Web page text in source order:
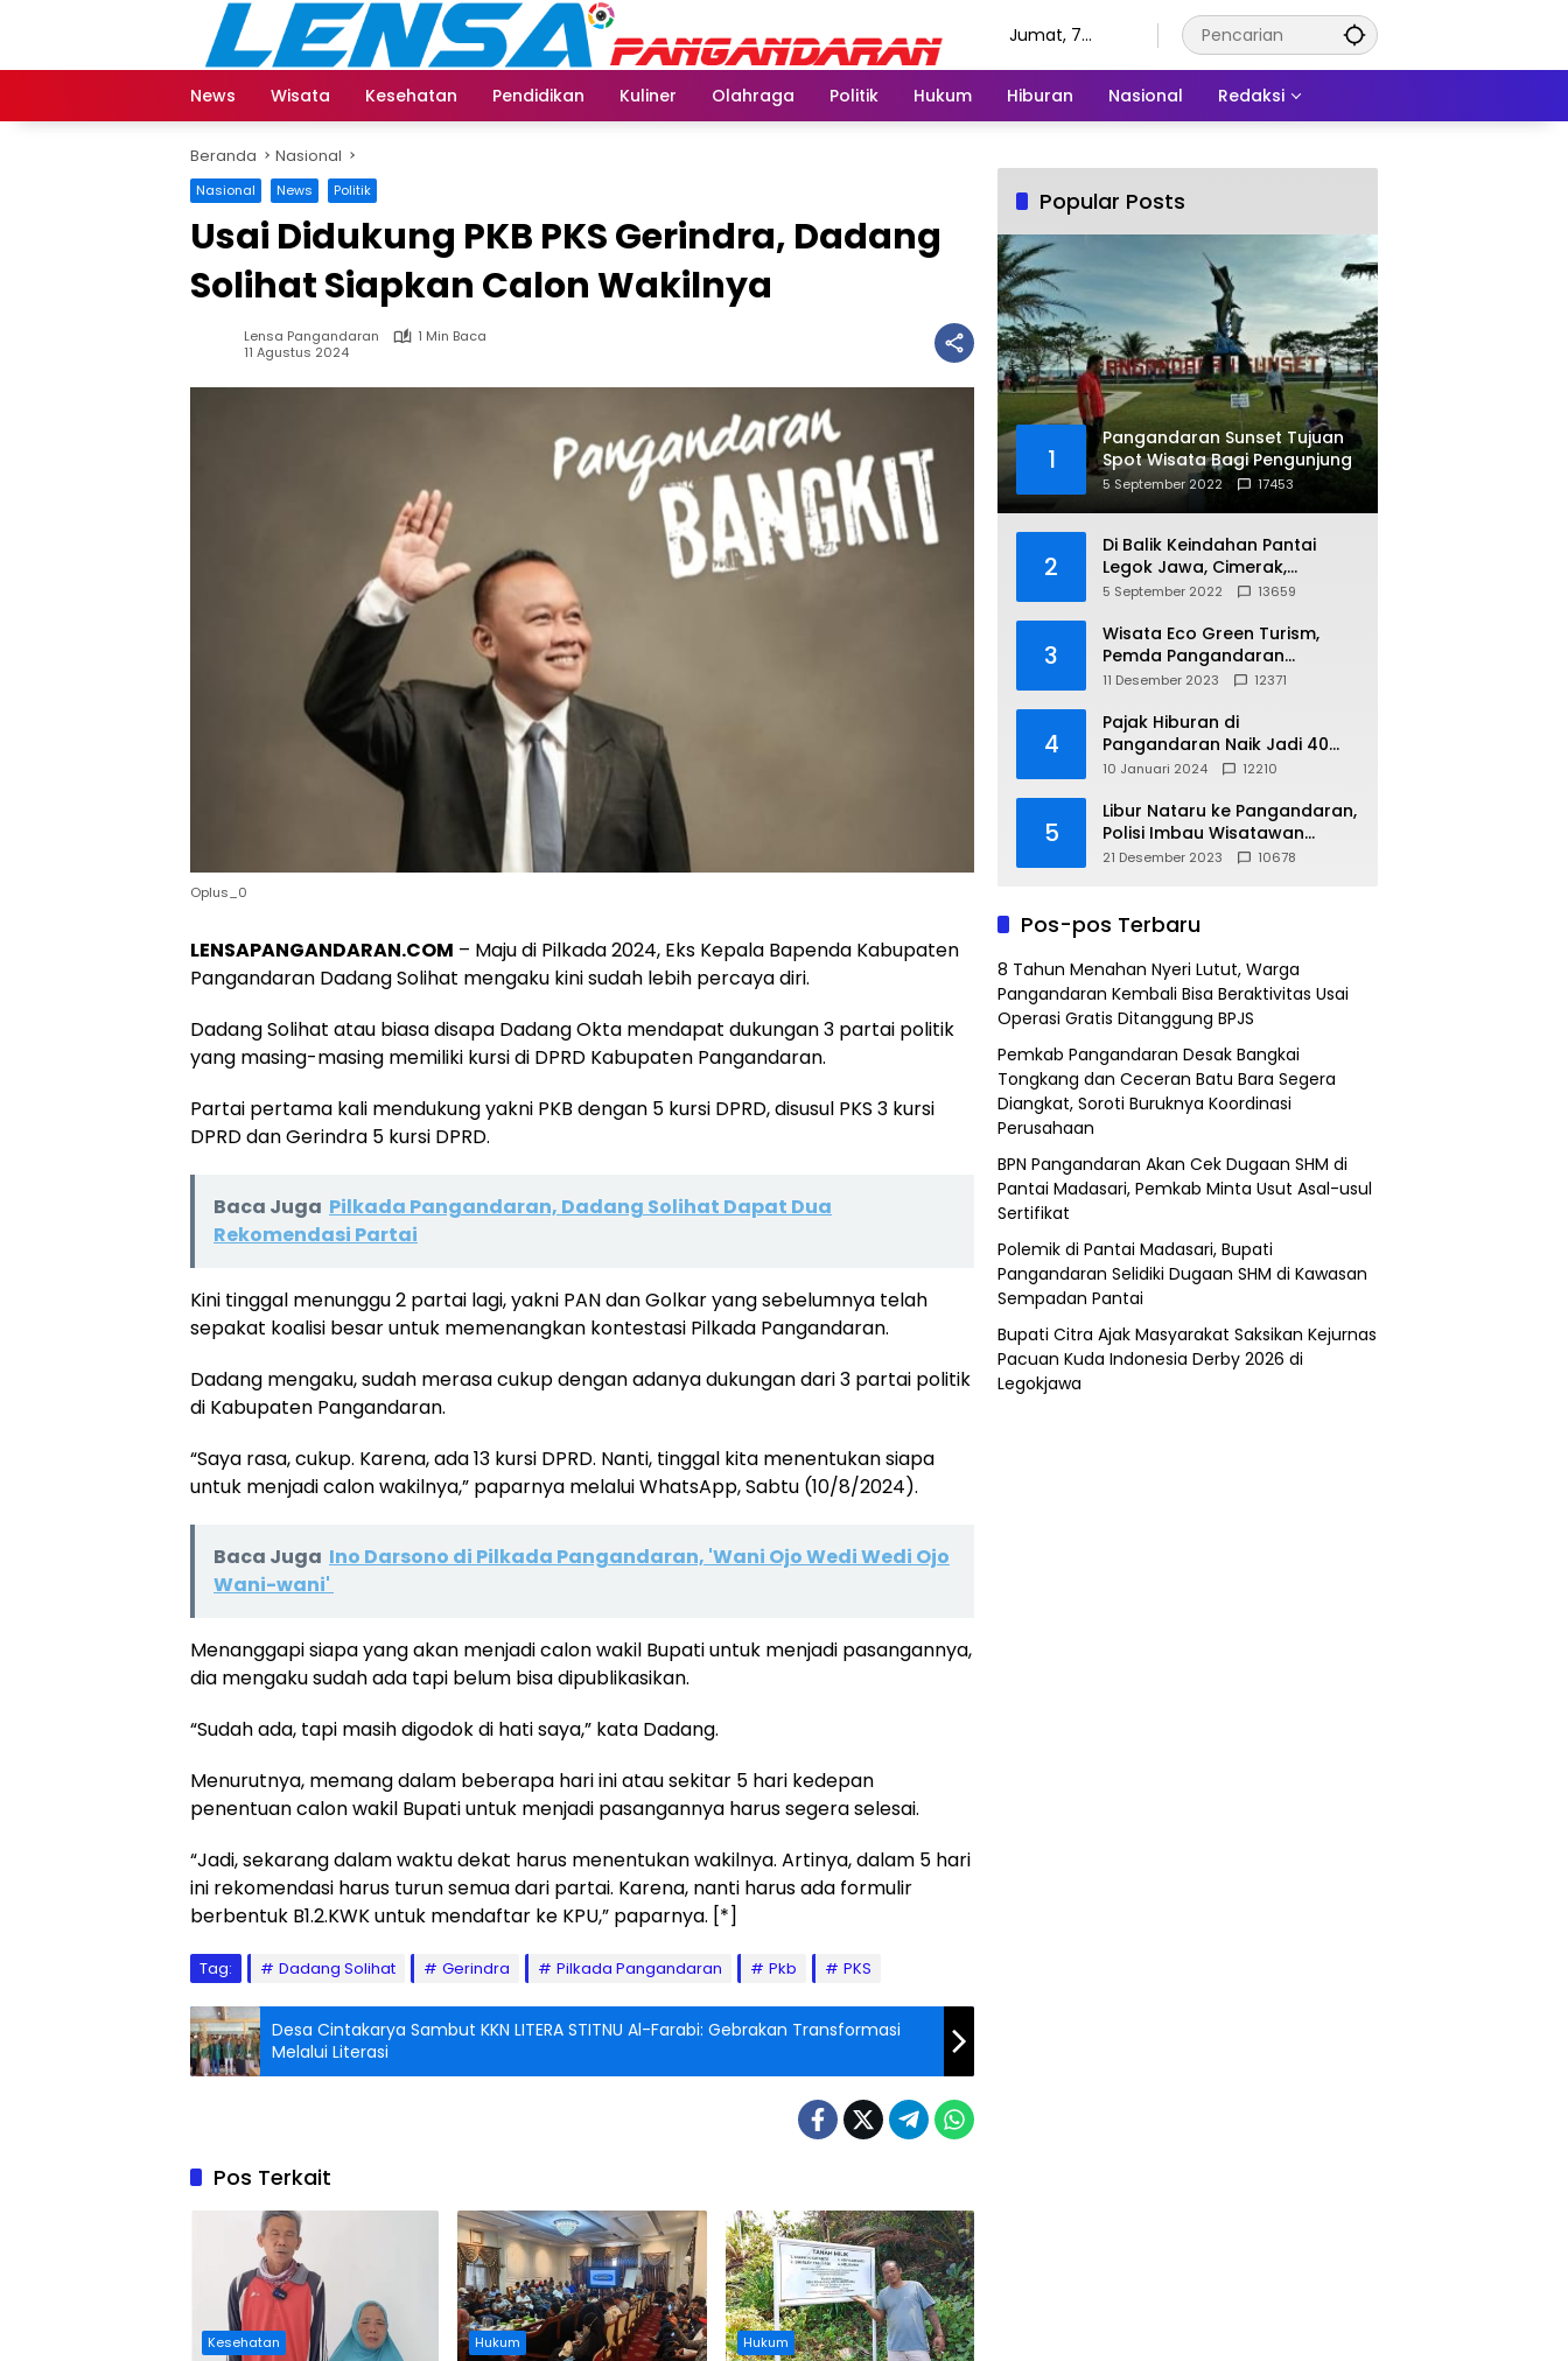
Jumat, 7
News
Wisata Kesehatan Pendidikan Kuliner Olahraga Politik Hukum Hiburan Nasional Redaksi
Beranda Nasional
Nasional News Politik
Usai Didukung PKB PKS Gerindra, Dadang
Solihat Siapkan Calon Wakilnya
Lensa Pangandaran
1 Min Baca
11 Agustus 2024
Oplus_0
LENSAPANGANDARAN.COM – Maju di Pilkada 2024, Eks Kepala Bapenda Kabupaten
Pangandaran Dadang Solihat mengaku kini sudah lebih percaya diri.
Dadang Solihat atau biasa disapa Dadang Okta mendapat dukungan 3 partai politik
yang masing-masing memiliki kursi di DPRD Kabupaten Pangandaran.
Partai pertama kali mendukung yakni PKB dengan 5 kursi DPRD, disusul PKS 3 kursi
DPRD dan Gerindra 5 kursi DPRD.
Baca Juga Pilkada Pangandaran, Dadang Solihat Dapat Dua
Rekomendasi Partai
Kini tinggal menunggu 2 partai lagi, yakni PAN dan Golkar yang sebelumnya telah
sepakat koalisi besar untuk memenangkan kontestasi Pilkada Pangandaran.
Dadang mengaku, sudah merasa cukup dengan adanya dukungan dari 3 partai politik
di Kabupaten Pangandaran.
“Saya rasa, cukup. Karena, ada 13 kursi DPRD. Nanti, tinggal kita menentukan siapa
untuk menjadi calon wakilnya,” paparnya melalui WhatsApp, Sabtu (10/8/2024).
Baca Juga Ino Darsono di Pilkada Pangandaran, 'Wani Ojo Wedi Wedi Ojo
Wani-wani'
Menanggapi siapa yang akan menjadi calon wakil Bupati untuk menjadi pasangannya,
dia mengaku sudah ada tapi belum bisa dipublikasikan.
“Sudah ada, tapi masih digodok di hati saya,” kata Dadang.
Menurutnya, memang dalam beberapa hari ini atau sekitar 5 hari kedepan
penentuan calon wakil Bupati untuk menjadi pasangannya harus segera selesai.
“Jadi, sekarang dalam waktu dekat harus menentukan wakilnya. Artinya, dalam 5 hari
ini rekomendasi harus turun semua dari partai. Karena, nanti harus ada formulir
berbentuk B1.2.KWK untuk mendaftar ke KPU,” paparnya. [*]
Tag: Dadang Solihat Gerindra Pilkada Pangandaran Pkb PKS
Desa Cintakarya Sambut KKN LITERA STITNU Al-Farabi: Gebrakan Transformasi
Melalui Literasi
Pos Terkait
Kesehatan Hukum Hukum
Popular Posts
1
Pangandaran Sunset Tujuan
Spot Wisata Bagi Pengunjung
5 September 2022 17453
2
Di Balik Keindahan Pantai
Legok Jawa, Cimerak,
Pangandaran
5 September 2022 13659
3
Wisata Eco Green Turism,
Pemda Pangandaran
Gandeng PLN
11 Desember 2023 12371
4
Pajak Hiburan di
Pangandaran Naik Jadi 40
Persen
10 Januari 2024 12210
5
Libur Nataru ke Pangandaran,
Polisi Imbau Wisatawan
Gunakan Jalur Arteri
21 Desember 2023 10678
Pos-pos Terbaru
8 Tahun Menahan Nyeri Lutut, Warga
Pangandaran Kembali Bisa Beraktivitas Usai
Operasi Gratis Ditanggung BPJS
Pemkab Pangandaran Desak Bangkai
Tongkang dan Ceceran Batu Bara Segera
Diangkat, Soroti Buruknya Koordinasi
Perusahaan
BPN Pangandaran Akan Cek Dugaan SHM di
Pantai Madasari, Pemkab Minta Usut Asal-usul
Sertifikat
Polemik di Pantai Madasari, Bupati
Pangandaran Selidiki Dugaan SHM di Kawasan
Sempadan Pantai
Bupati Citra Ajak Masyarakat Saksikan Kejurnas
Pacuan Kuda Indonesia Derby 2026 di
Legokjawa